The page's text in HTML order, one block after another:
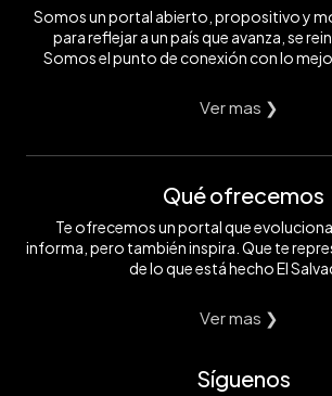
Somos un portal abierto, propositivo y
para reflejar a un país que avanza, se
Somos el punto de conexión con lo
Ver mas ❯
Qué ofrecemos
Te ofrecemos un portal que
informa, pero también inspira. Que te
de lo que está hecho El
Ver mas ❯
Síguenos